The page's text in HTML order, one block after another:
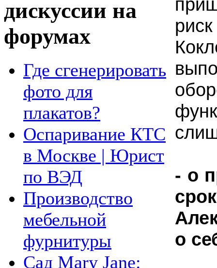
дискуссии на
форумах
Где сгенерировать
фото для
плакатов?
Оспаривание КТС
в Москве | Юрист
по ВЭД
Производство
мебельной
фурнитуры
Сад Mary Jane:
- о
о